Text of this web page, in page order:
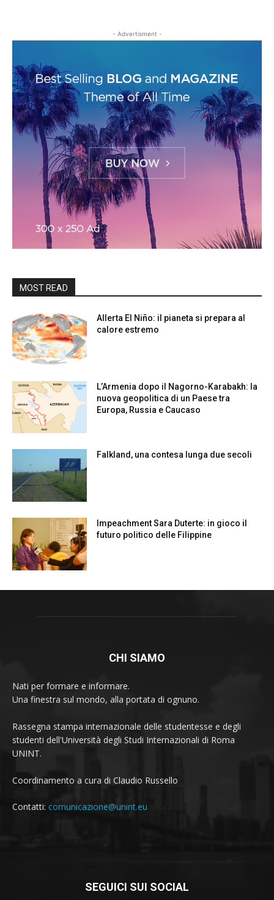
- Advertisment -
MOST READ
Allerta El Niño: il pianeta si prepara al
calore estremo
L’Armenia dopo il Nagorno-Karabakh: la
nuova geopolitica di un Paese tra
Europa, Russia e Caucaso
Falkland, una contesa lunga due secoli
Impeachment Sara Duterte: in gioco il
futuro politico delle Filippine
CHI SIAMO
Nati per formare e informare.
Una finestra sul mondo, alla portata di ognuno.
Rassegna stampa internazionale delle studentesse e degli
studenti dell'Università degli Studi Internazionali di Roma
UNINT.
Coordinamento a cura di Claudio Russello
Contatti: comunicazione@unint.eu
SEGUICI SUI SOCIAL